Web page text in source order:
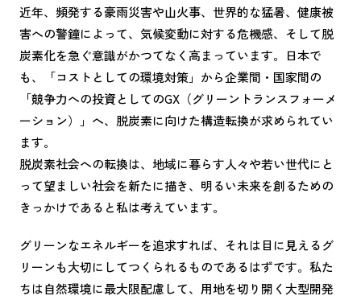
近年、頻発する豪雨災害や山火事、世界的な猛暑、健康被
害への警鐘によって、気候変動に対する危機感、そして脱
炭素化を急ぐ意識がかつてなく高まっています。日本で
も、「コストとしての環境対策」から企業間・国家間の
「競争力への投資としてのGX（グリーントランスフォーメ
ーション）」へ、脱炭素に向けた構造転換が求められてい
ます。
脱炭素社会への転換は、地域に暮らす人々や若い世代にと
って望ましい社会を新たに描き、明るい未来を創るための
きっかけであると私は考えています。
グリーンなエネルギーを追求すれば、それは目に見えるグ
リーンも大切にしてつくられるものであるはずです。私た
ちは自然環境に最大限配慮して、用地を切り開く大型開発